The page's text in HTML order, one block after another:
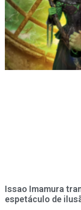
Issao Imamura
espetáculo de